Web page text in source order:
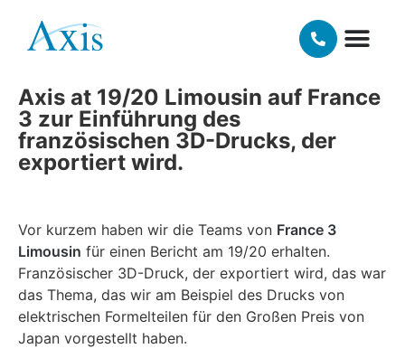
Mai 8, 2024
Axis at 19/20 Limousin auf France
3 zur Einführung des
französischen 3D-Drucks, der
exportiert wird.
Vor kurzem haben wir die Teams von France 3
Limousin für einen Bericht am 19/20 erhalten.
Französischer 3D-Druck, der exportiert wird, das war
das Thema, das wir am Beispiel des Drucks von
elektrischen Formelteilen für den Großen Preis von
Japan vorgestellt haben.